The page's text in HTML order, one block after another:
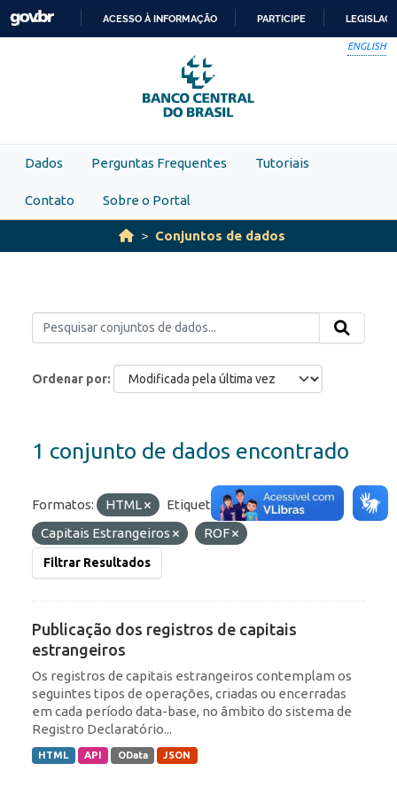
Skip to main content
PARA
O
CONTEÚDO
ACESSO À INFORMAÇÃO PARTICIPE
ENGLISH
Dados Perguntas Frequentes Tutoriais
Contato Sobre o Portal
Conjuntos de dados
Ordenar por
1 conjunto de dados encontrado
Formatos: HTML Etiquetas:
IED
Capitais Estrangeiros
ROF
Filtrar Resultados
Publicação dos registros de capitais
estrangeiros
Os registros de capitais estrangeiros contemplam os
seguintes tipos de operações, criadas ou encerradas
em cada período data-base, no âmbito do sistema de
Registro Declaratório...
HTML API OData JSON